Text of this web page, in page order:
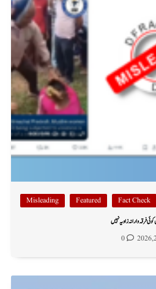
Fact Check
Featured
Misleading
فرقہ وارانہ زاویہ نہیں
0